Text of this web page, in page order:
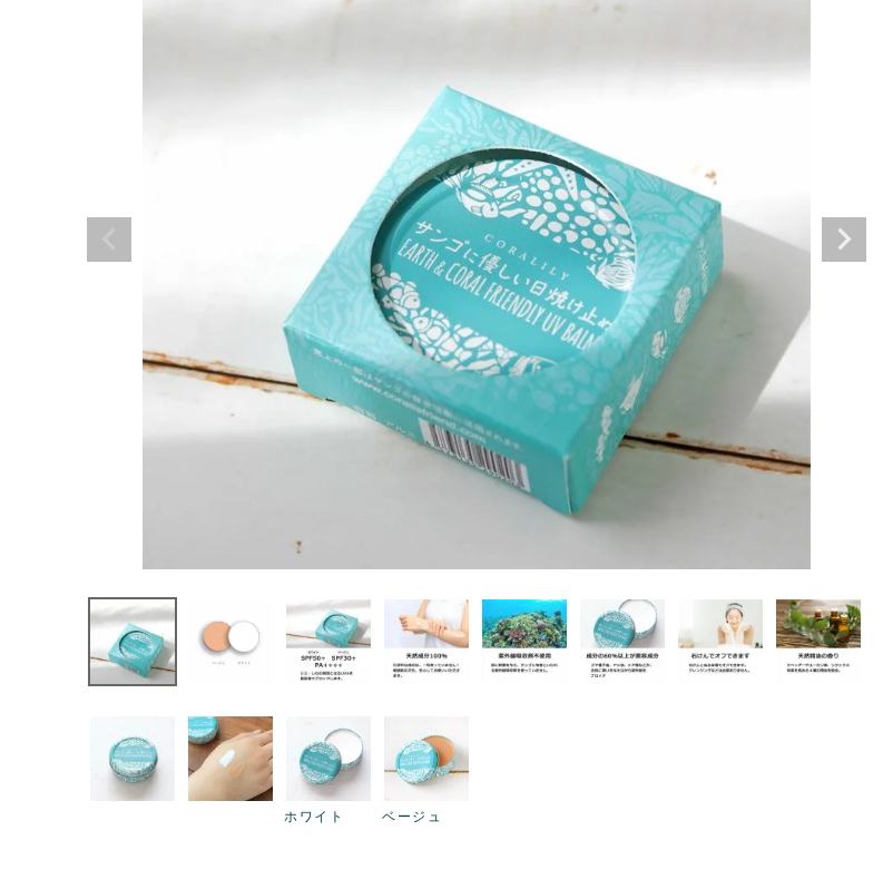
ホワイト ベージュ